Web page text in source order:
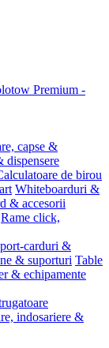
Premium -
capse &
dispensere
de birou
Whiteboarduri &
& accesorii
Rame click,
carduri &
& suporturi Table
& echipamente
indosariere &